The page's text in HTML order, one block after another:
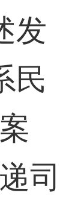
发
民
司